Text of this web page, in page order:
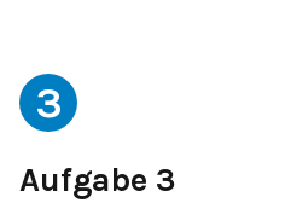
3
Aufgabe 3